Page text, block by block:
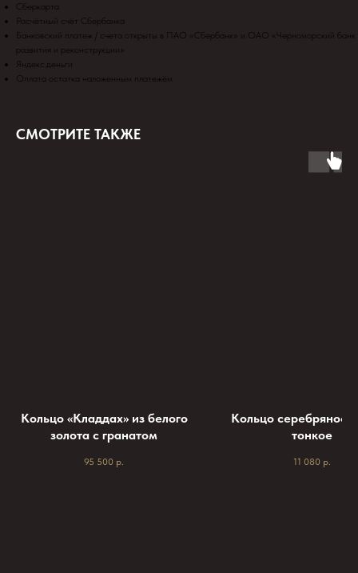
Сберкарта
Расчётный счёт Сбербанка
Банковский платеж / счета открыты в ПАО «Сбербанк» и ОАО «Черноморский банк
развития и реконструкции»
Яндекс.деньги
Оплата остатка наложенным платежём
СМОТРИТЕ ТАКЖЕ
Кольцо «Кладдах» из белого
золота с гранатом
95 500 р.
Кольцо серебряное
тонкое
11 080 р.